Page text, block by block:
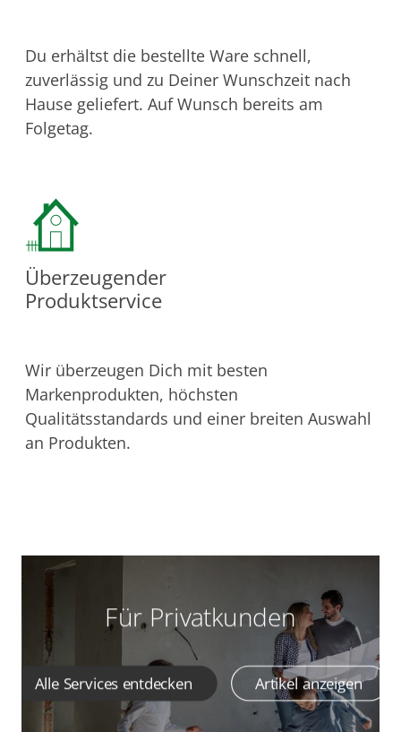
Du erhältst die bestellte Ware schnell,
zuverlässig und zu Deiner Wunschzeit nach
Hause geliefert. Auf Wunsch bereits am
Folgetag.
Überzeugender
Produktservice
Wir überzeugen Dich mit besten
Markenprodukten, höchsten
Qualitätsstandards und einer breiten Auswahl
an Produkten.
Für Privatkunden
Alle Services entdecken Artikel anzeigen